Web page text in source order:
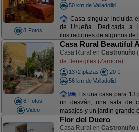
8 Fotos
50 km de Valladolid
Casa singular incluida
de Urueña. Dedicada a
ilustraciones de algunos de
8 Fotos
Video
Casa Rural Beautiful
Casa Rural en Castronuño
de Benegiles (Zamora)
13+2 plazas
20 €
56 km de Valladolid
Es una casa para 13
un desván, una sala de
masajes y un jardín grande
Flor del Duero
Casa Rural en Castronuño